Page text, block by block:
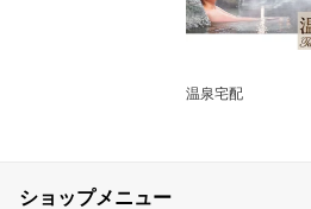
温泉宅配
ショップメニュー